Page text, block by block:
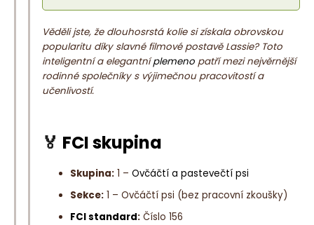
Věděli jste, že dlouhosrstá kolie si získala obrovskou
popularitu díky slavné filmové postavě Lassie? Toto
inteligentní a elegantníplemeno patří mezi nejvěrnější
rodinné společníky s výjimečnou pracovitostí a
učenlivostí.
🏅 FCI skupina
Skupina: 1 – Ovčáčtí a pastevečtí psi
Sekce: 1 – Ovčáčtí psi (bez pracovní zkoušky)
FCI standard: Číslo 156